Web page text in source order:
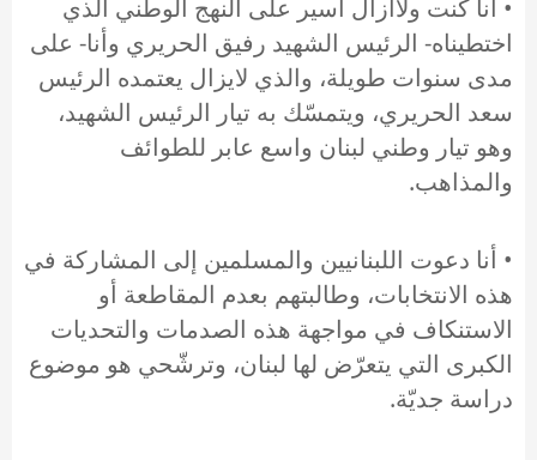
• أنا كنت ولاأزال أسير على النهج الوطني الذي
اختطيناه- الرئيس الشهيد رفيق الحريري وأنا- على
مدى سنوات طويلة، والذي لايزال يعتمده الرئيس
سعد الحريري، ويتمسّك به تيار الرئيس الشهيد،
وهو تيار وطني لبنان واسع عابر للطوائف
والمذاهب.
• أنا دعوت اللبنانيين والمسلمين إلى المشاركة في
هذه الانتخابات، وطالبتهم بعدم المقاطعة أو
الاستنكاف في مواجهة هذه الصدمات والتحديات
الكبرى التي يتعرّض لها لبنان، وترشّحي هو موضوع
دراسة جديّة.